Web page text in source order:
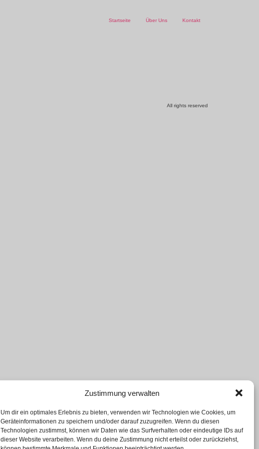
Zustimmung verwalten
Um dir ein optimales Erlebnis zu bieten, verwenden wir Technologien wie Cookies, um
Geräteinformationen zu speichern und/oder darauf zuzugreifen. Wenn du diesen
Technologien zustimmst, können wir Daten wie das Surfverhalten oder eindeutige IDs auf
dieser Website verarbeiten. Wenn du deine Zustimmung nicht erteilst oder zurückziehst,
Startseite Über Uns Kontakt
All rights reserved